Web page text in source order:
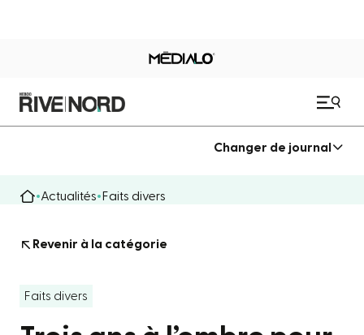
Changer de journal
Actualités Faits divers
Revenir à la catégorie
Faits divers